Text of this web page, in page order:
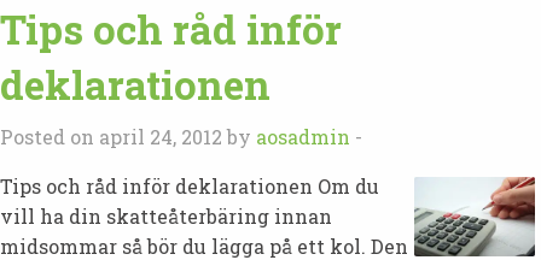
Tips och råd inför
deklarationen
Posted on april 24, 2012 by aosadmin -
Tips och råd inför deklarationen Om du
vill ha din skatteåterbäring innan
midsommar så bör du lägga på ett kol. Den